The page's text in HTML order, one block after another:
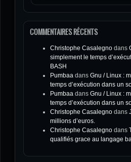
COMMENTAIRES RÉCENTS
Christophe Casalegno dans
simplement le temps
BASH
Pumbaa dans Gnu / Linux :
temps d’exécution dans un
Pumbaa dans Gnu / Linux :
temps d’exécution dans un
Christophe Casalegno dans
millions d’euros.
Christophe Casalegno dans
qualifiés grace au langage